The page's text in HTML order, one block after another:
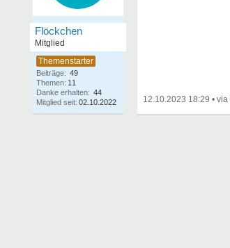
Flöckchen
Mitglied
Beiträge: 49
Themen: 11
Danke erhalten: 44
Mitglied seit: 02.10.2022 12.10.2023 18:29 •